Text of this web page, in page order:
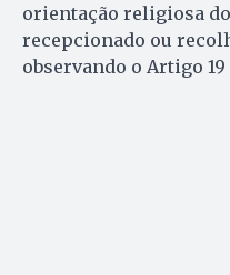
orientação religiosa
recepcionado ou
observando o Artigo